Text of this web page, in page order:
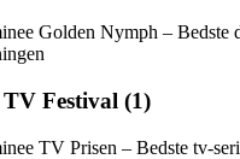
Golden Nymph – Bedste
Festival (1)
TV Prisen – Bedste tv-